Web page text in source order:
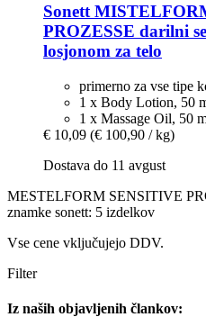
Sonett
PROZESSE darilni
losjonom za telo
primerno za vse tipe
1 x Body Lotion, 50
1 x Massage Oil, 50
€ 10,09 (€ 100,90 / kg)
Dostava do 11 avgust
MESTELFORM SENSITIVE
znamke sonett: 5 izdelkov
Vse cene vključujejo DDV.
Filter
Iz naših objavljenih člankov: